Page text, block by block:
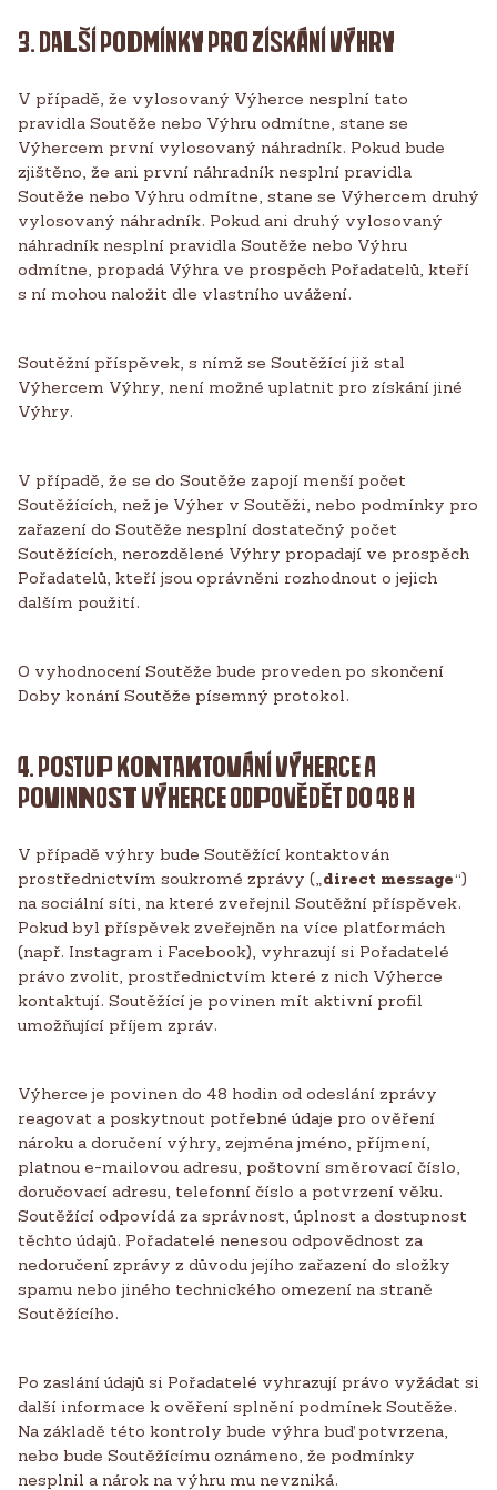
3. DALŠÍ PODMÍNKY PRO ZÍSKÁNÍ VÝHRY
V případě, že vylosovaný Výherce nesplní tato
pravidla Soutěže nebo Výhru odmítne, stane se
Výhercem první vylosovaný náhradník. Pokud bude
zjištěno, že ani první náhradník nesplní pravidla
Soutěže nebo Výhru odmítne, stane se Výhercem druhý
vylosovaný náhradník. Pokud ani druhý vylosovaný
náhradník nesplní pravidla Soutěže nebo Výhru
odmítne, propadá Výhra ve prospěch Pořadatelů, kteří
s ní mohou naložit dle vlastního uvážení.
Soutěžní příspěvek, s nímž se Soutěžící již stal
Výhercem Výhry, není možné uplatnit pro získání jiné
Výhry.
V případě, že se do Soutěže zapojí menší počet
Soutěžících, než je Výher v Soutěži, nebo podmínky pro
zařazení do Soutěže nesplní dostatečný počet
Soutěžících, nerozdělené Výhry propadají ve prospěch
Pořadatelů, kteří jsou oprávněni rozhodnout o jejich
dalším použití.
O vyhodnocení Soutěže bude proveden po skončení
Doby konání Soutěže písemný protokol.
4. POSTUP KONTAKTOVÁNÍ VÝHERCE A
POVINNOST VÝHERCE ODPOVĚDĚT DO 48 H
V případě výhry bude Soutěžící kontaktován
prostřednictvím soukromé zprávy („ direct message“)
na sociální síti, na které zveřejnil Soutěžní příspěvek.
Pokud byl příspěvek zveřejněn na více platformách
(např. Instagram i Facebook), vyhrazují si Pořadatelé
právo zvolit, prostřednictvím které z nich Výherce
kontaktují. Soutěžící je povinen mít aktivní profil
umožňující příjem zpráv.
Výherce je povinen do 48 hodin od odeslání zprávy
reagovat a poskytnout potřebné údaje pro ověření
nároku a doručení výhry, zejména jméno, příjmení,
platnou e-mailovou adresu, poštovní směrovací číslo,
doručovací adresu, telefonní číslo a potvrzení věku.
Soutěžící odpovídá za správnost, úplnost a dostupnost
těchto údajů. Pořadatelé nenesou odpovědnost za
nedoručení zprávy z důvodu jejího zařazení do složky
spamu nebo jiného technického omezení na straně
Soutěžícího.
Po zaslání údajů si Pořadatelé vyhrazují právo vyžádat si
další informace k ověření splnění podmínek Soutěže.
Na základě této kontroly bude výhra buď potvrzena,
nebo bude Soutěžícímu oznámeno, že podmínky
nesplnil a nárok na výhru mu nevzniká.